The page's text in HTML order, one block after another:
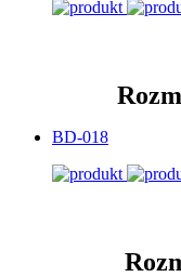
BD-018